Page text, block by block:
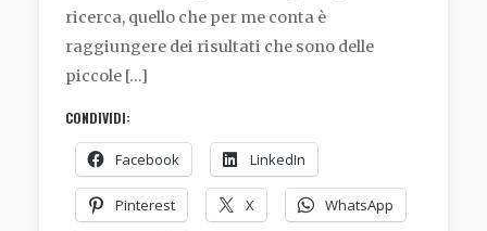
ricerca, quello che per me conta è
raggiungere dei risultati che sono delle
piccole […]
CONDIVIDI:
Facebook LinkedIn
Pinterest X WhatsApp